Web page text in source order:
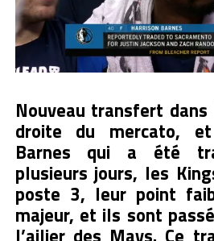
Nouveau transfert
droite du mercato, et
Barnes qui a été
plusieurs jours, les
poste 3, leur point
majeur, et ils sont